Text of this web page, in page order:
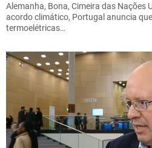
Alemanha, Bona, Cimeira das Nações
acordo climático, Portugal anuncia
termoelétricas…